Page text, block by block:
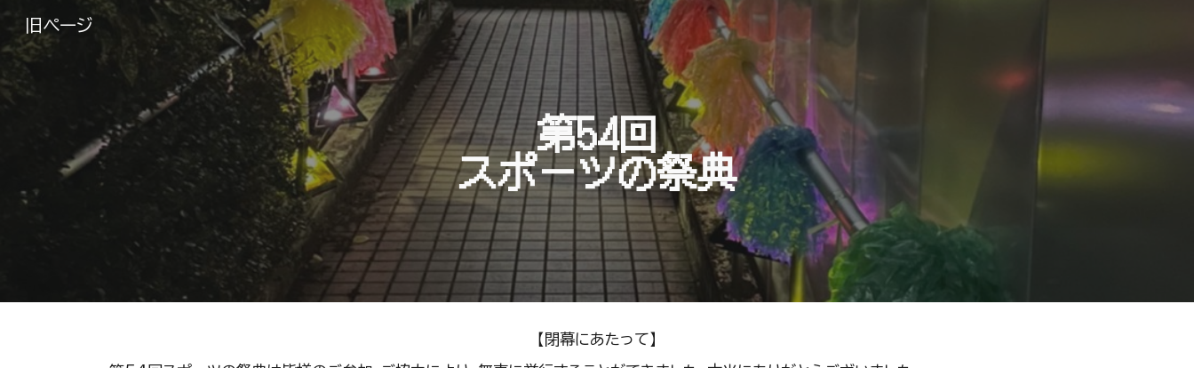
Skip to main content Skip to navigation
旧ページ
第54回
スポーツの祭典
【閉幕にあたって】